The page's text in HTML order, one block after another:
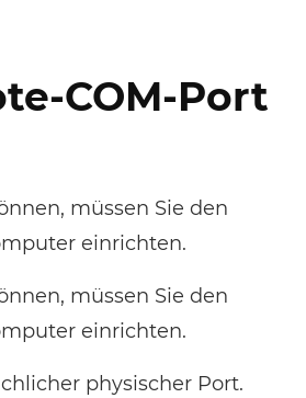
COM-Port
müssen Sie den
einrichten.
müssen Sie den
einrichten.
physischer Port.